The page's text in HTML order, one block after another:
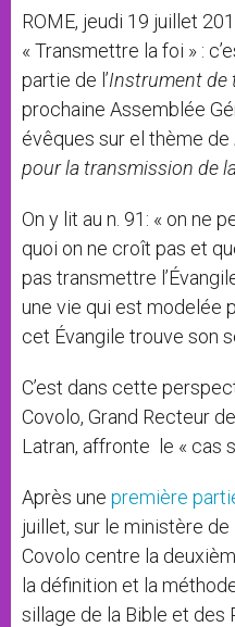
ROME, jeudi 19 juillet
« Transmettre la foi » :
partie de l’Instrument de
prochaine Assemblée
évêques sur el thème de
pour la transmission de
On y lit au n. 91: « on ne
quoi on ne croît pas et
pas transmettre
une vie qui est modelée
cet Évangile trouve son
C’est dans cette
Covolo, Grand Recteur
Latran, affronte le « cas
Après une première
juillet, sur le ministère de
Covolo centre la
la définition et la
sillage de la Bible et des